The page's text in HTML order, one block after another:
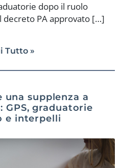
dopo il ruolo
PA approvato […]
Tutto »
una supplenza a
GPS, graduatorie
e interpelli